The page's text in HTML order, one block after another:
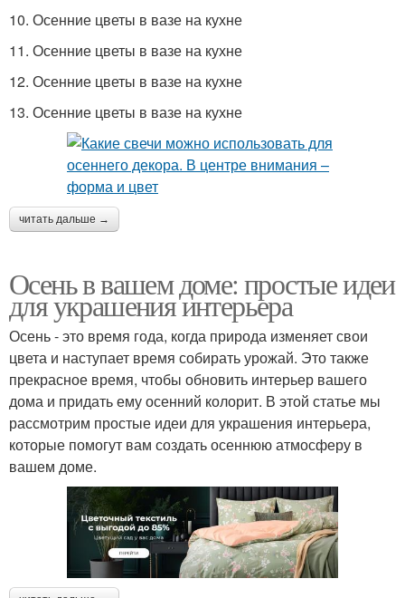
10. Осенние цветы в вазе на кухне
11. Осенние цветы в вазе на кухне
12. Осенние цветы в вазе на кухне
13. Осенние цветы в вазе на кухне
читать дальше →
Осень в вашем доме: простые идеи
для украшения интерьера
Осень - это время года, когда природа изменяет свои
цвета и наступает время собирать урожай. Это также
прекрасное время, чтобы обновить интерьер вашего
дома и придать ему осенний колорит. В этой статье мы
рассмотрим простые идеи для украшения интерьера,
которые помогут вам создать осеннюю атмосферу в
вашем доме.